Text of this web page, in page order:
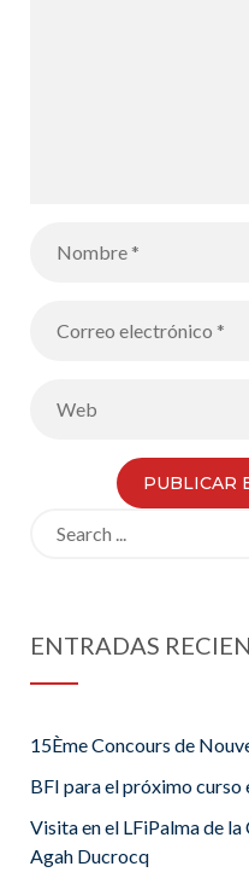
ENTRADAS
15Ème Concours de
BFI para el próximo
Visita en el LFiPalma de
Agah Ducrocq